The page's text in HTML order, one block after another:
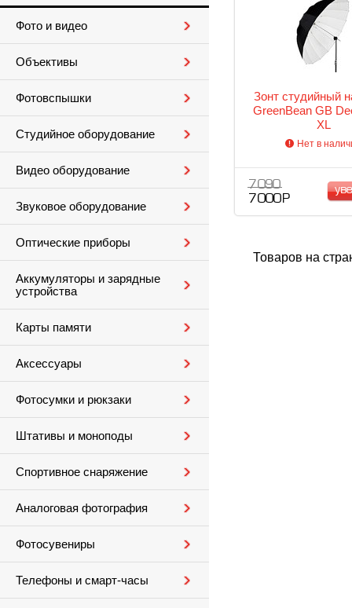
Фото и видео
Объективы
Фотовспышки
Студийное оборудование
Видео оборудование
Звуковое оборудование
Оптические приборы
Аккумуляторы и зарядные
устройства
Карты памяти
Аксессуары
Фотосумки и рюкзаки
Штативы и моноподы
Спортивное снаряжение
Аналоговая фотография
Фотосувениры
Телефоны и смарт-часы
Зонт студийный
GreenBean GB
XL
Нет в
7 090
7 000 Р
Товаров на